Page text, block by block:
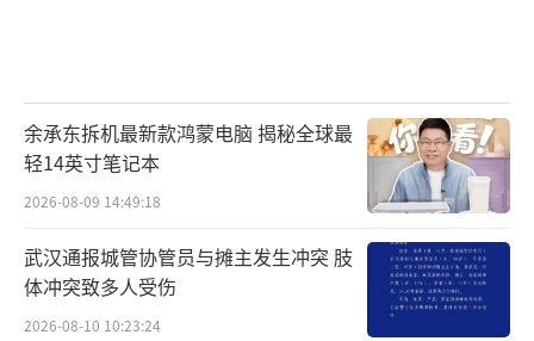
余承东拆机最新款鸿蒙电脑 揭秘全球最
轻14英寸笔记本
2026-08-09 14:49:18
武汉通报城管协管员与摊主发生冲突 肢
体冲突致多人受伤
2026-08-10 10:23:24